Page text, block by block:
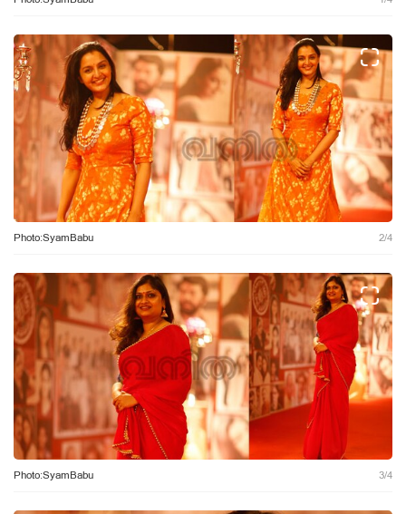
2/4
Photo:SyamBabu
3/4
Photo:SyamBabu